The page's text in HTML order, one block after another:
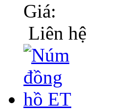
Giá:
Liên hệ